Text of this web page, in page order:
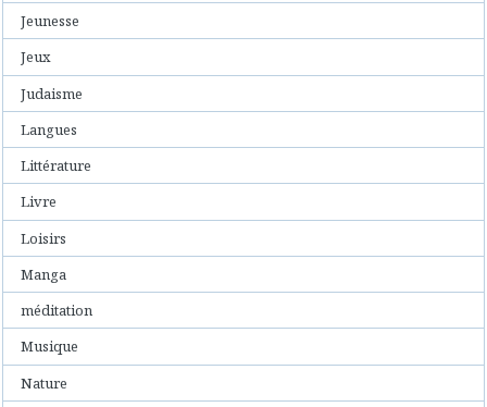
Jeunesse
Jeux
Judaisme
Langues
Littérature
Livre
Loisirs
Manga
méditation
Musique
Nature